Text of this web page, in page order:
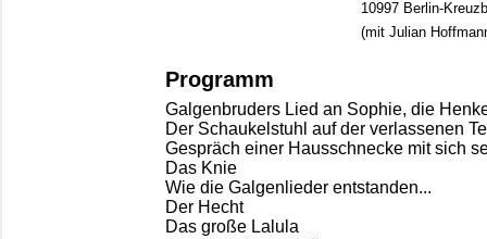
10997 Berlin-
(mit Julian
Programm
Galgenbruders Lied an Sophie, die
Der Schaukelstuhl auf der verlassenen
Gespräch einer Hausschnecke mit sich
Das Knie
Wie die Galgenlieder entstanden...
Der Hecht
Das große Lalula